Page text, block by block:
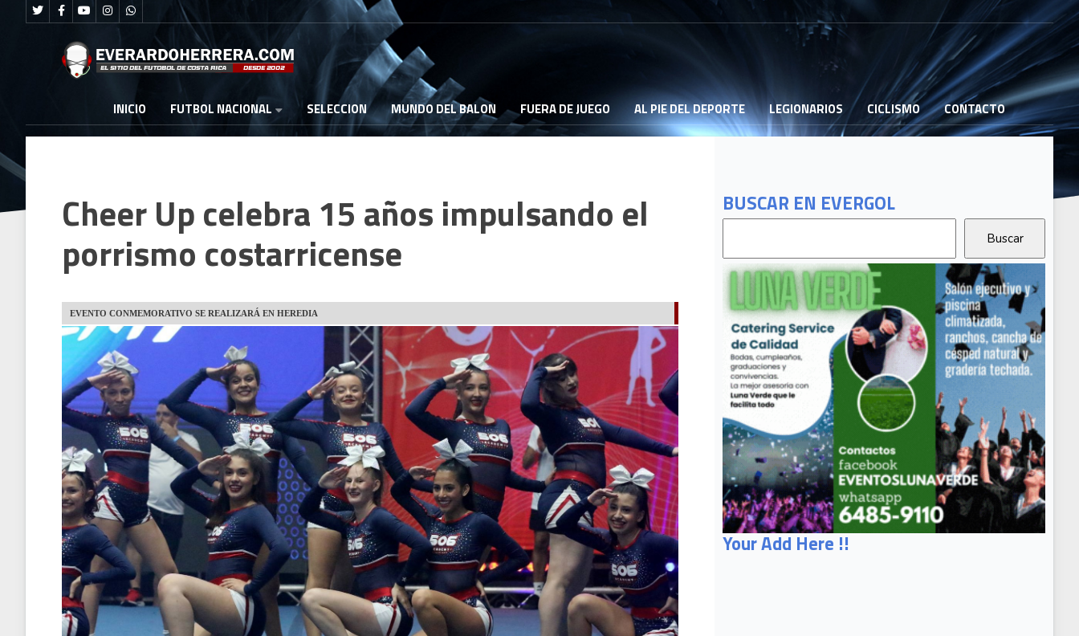
INICIO FUTBOL NACIONAL SELECCION MUNDO DEL BALON FUERA DE JUEGO AL PIE DEL DEPORTE LEGIONARIOS CICLISMO CONTACTO
BUSCAR EN EVERGOL
Your Add Here !!
Cheer Up celebra 15 años impulsando el
porrismo costarricense
EVENTO CONMEMORATIVO SE REALIZARÁ EN HEREDIA